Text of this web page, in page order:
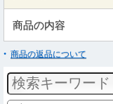
商品の内容
商品の返品について